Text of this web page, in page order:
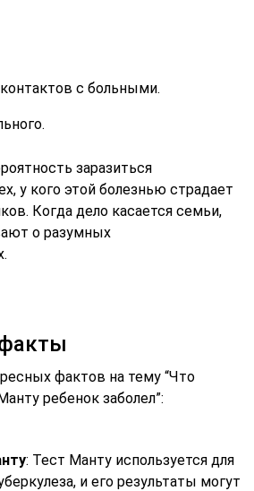
с больными.
заразиться
у кого этой болезнью страдает
Когда дело касается семьи,
о разумных
фактов на тему “Что
ребенок заболел”:
: Тест Манту используется для
и его результаты могут